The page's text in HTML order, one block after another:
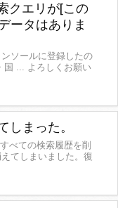
クエリが[この
ータはありま
ソールに登録したの
国 ... よろしくお願い
しまった。
べての検索履歴を削
てしまいました。復